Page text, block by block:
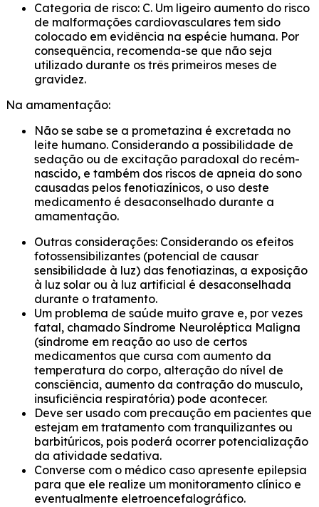
Categoria de risco: C. Um ligeiro aumento do risco
de malformações cardiovasculares tem sido
colocado em evidência na espécie humana. Por
consequência, recomenda-se que não seja
utilizado durante os três primeiros meses de
gravidez.
Na amamentação:
Não se sabe se a prometazina é excretada no
leite humano. Considerando a possibilidade de
sedação ou de excitação paradoxal do recém-
nascido, e também dos riscos de apneia do sono
causadas pelos fenotiazínicos, o uso deste
medicamento é desaconselhado durante a
amamentação.
Outras considerações: Considerando os efeitos
fotossensibilizantes (potencial de causar
sensibilidade à luz) das fenotiazinas, a exposição
à luz solar ou à luz artificial é desaconselhada
durante o tratamento.
Um problema de saúde muito grave e, por vezes
fatal, chamado Síndrome Neuroléptica Maligna
(síndrome em reação ao uso de certos
medicamentos que cursa com aumento da
temperatura do corpo, alteração do nível de
consciência, aumento da contração do musculo,
insuficiência respiratória) pode acontecer.
Deve ser usado com precaução em pacientes que
estejam em tratamento com tranquilizantes ou
barbitúricos, pois poderá ocorrer potencialização
da atividade sedativa.
Converse com o médico caso apresente epilepsia
para que ele realize um monitoramento clínico e
eventualmente eletroencefalográfico.